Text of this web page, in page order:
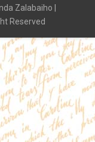
Zalabaiho |
Reserved